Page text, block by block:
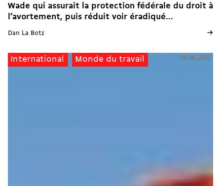
Wade qui assurait la protection fédérale du droit à
l’avortement, puis réduit voir éradiqué...
Dan La Botz →
International Monde du travail 16.06.2022